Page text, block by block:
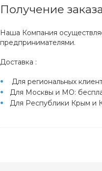
Получение заказа
Наша Компания
предпринимателями.
Доставка :
Для региональных
Для Москвы и МО:
Для Республики Крым и